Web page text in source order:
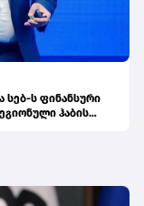
სებ-ს ფინანსური
ჰაბის